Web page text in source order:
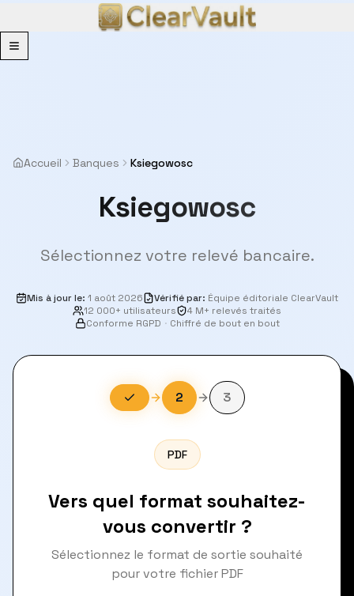
Menu
Accueil Banques Ksiegowosc
Ksiegowosc
Sélectionnez votre relevé bancaire.
Mis à jour le: 1 août 2026 Vérifié par: Équipe éditoriale ClearVault
12 000+ utilisateurs
4 M+ relevés traités
Conforme RGPD · Chiffré de bout en bout
2 3
PDF
Vers quel format souhaitez-
vous convertir ?
Sélectionnez le format de sortie souhaité
pour votre fichier PDF